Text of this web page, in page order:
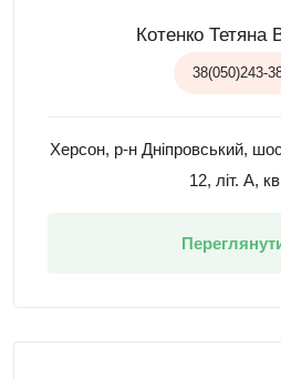
Котенко Тетяна
38(050)243-
Херсон, р-н Дніпровський,
12, літ. А,